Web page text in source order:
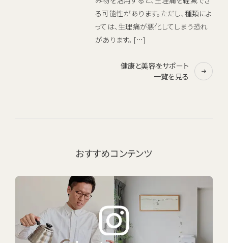
る可能性があります。ただし、種類によ
っては、生理痛が悪化してしまう恐れ
があります。 […]
健康と美容をサポート
一覧を見る
おすすめコンテンツ